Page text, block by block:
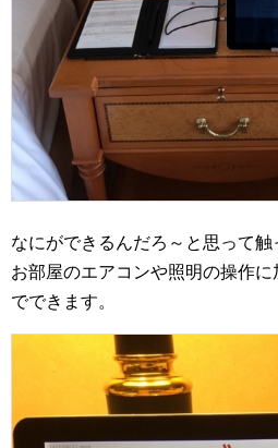
なにができるんだろ～と思って
お部屋のエアコンや照明の操作に
でできます。